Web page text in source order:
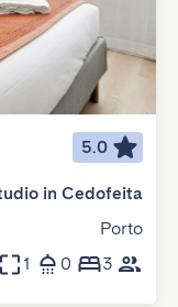
5.0
in Cedofeita
Porto
3
0
1